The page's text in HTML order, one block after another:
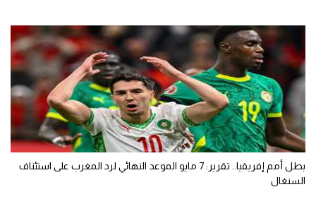
بطل أمم إفريقيا.. تقرير: 7 مايو الموعد النهائي لرد المغرب على استئناف
السنغال